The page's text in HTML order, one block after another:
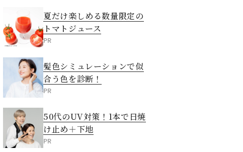
夏だけ楽しめる数量限定の
トマトジュース
PR
髪色シミュレーションで似
合う色を診断！
PR
50代のUV対策！1本で日焼
け止め＋下地
PR